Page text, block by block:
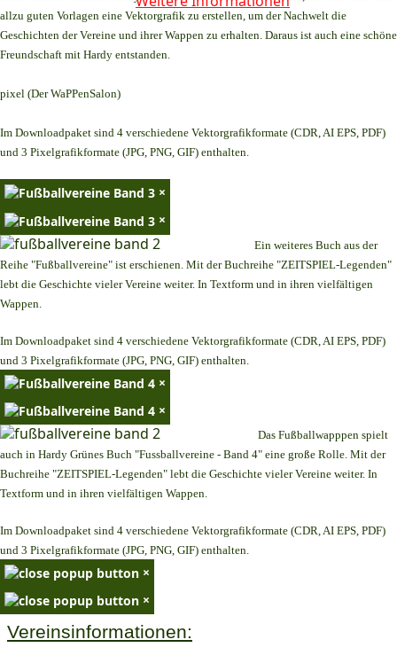
allzu guten Vorlagen eine Vektorgrafik zu erstellen, um der Nachwelt die
Geschichten der Vereine und ihrer Wappen zu erhalten. Daraus ist auch eine schöne
Freundschaft mit Hardy entstanden.
pixel (Der WaPPenSalon)
Im Downloadpaket sind 4 verschiedene Vektorgrafikformate (CDR, AI EPS, PDF)
und 3 Pixelgrafikformate (JPG, PNG, GIF) enthalten.
×
×
Ein weiteres Buch aus der
Reihe "Fußballvereine" ist erschienen. Mit der Buchreihe "ZEITSPIEL-Legenden"
lebt die Geschichte vieler Vereine weiter. In Textform und in ihren vielfältigen
Wappen.
Im Downloadpaket sind 4 verschiedene Vektorgrafikformate (CDR, AI EPS, PDF)
und 3 Pixelgrafikformate (JPG, PNG, GIF) enthalten.
×
×
Das Fußballwapppen spielt
auch in Hardy Grünes Buch "Fussballvereine - Band 4" eine große Rolle. Mit der
Buchreihe "ZEITSPIEL-Legenden" lebt die Geschichte vieler Vereine weiter. In
Textform und in ihren vielfältigen Wappen.
Im Downloadpaket sind 4 verschiedene Vektorgrafikformate (CDR, AI EPS, PDF)
und 3 Pixelgrafikformate (JPG, PNG, GIF) enthalten.
×
×
Vereinsinformationen: